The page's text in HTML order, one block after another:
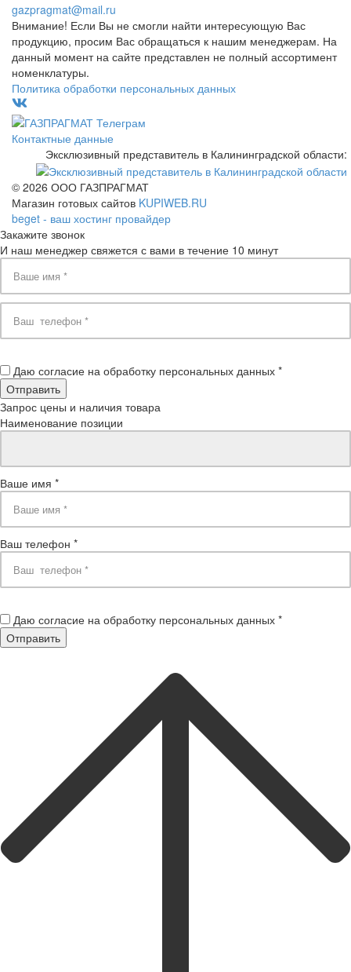
gazpragmat@mail.ru
Внимание! Если Вы не смогли найти интересующую Вас
продукцию, просим Вас обращаться к нашим менеджерам. На
данный момент на сайте представлен не полный ассортимент
номенклатуры.
Политика обработки персональных данных
Контактные данные
Эксклюзивный представитель в Калининградской области:
© 2026 ООО ГАЗПРАГМАТ
Магазин готовых сайтов KUPIWEB.RU
beget - ваш хостинг провайдер
Закажите звонок
И наш менеджер свяжется с вами в течение 10 минут
Даю согласие на обработку персональных данных *
Запрос цены и наличия товара
Наименование позиции
Ваше имя *
Ваш телефон *
Даю согласие на обработку персональных данных *